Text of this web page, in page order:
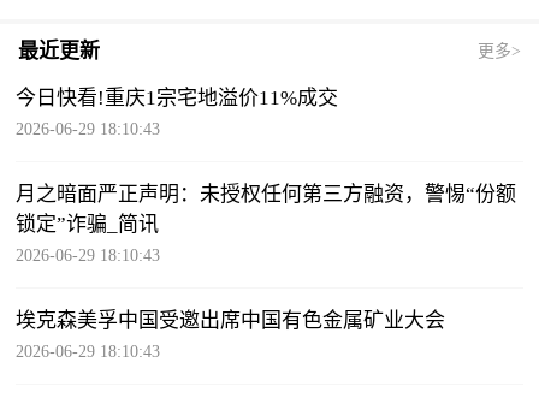
最近更新 更多>
今日快看!重庆1宗宅地溢价11%成交
2026-06-29 18:10:43
月之暗面严正声明：未授权任何第三方融资，警惕“份额
锁定”诈骗_简讯
2026-06-29 18:10:43
埃克森美孚中国受邀出席中国有色金属矿业大会
2026-06-29 18:10:43